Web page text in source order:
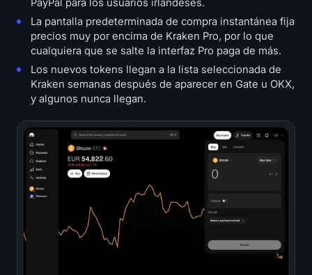
PayPal para los usuarios irlandeses.
La pantalla predeterminada de compra instantánea fija
precios muy por encima de Kraken Pro, por lo que
cualquiera que se salte la interfaz Pro paga de más.
Los nuevos tokens llegan a la lista seleccionada de
Kraken semanas después de aparecer en Gate u OKX,
y algunos nunca llegan.